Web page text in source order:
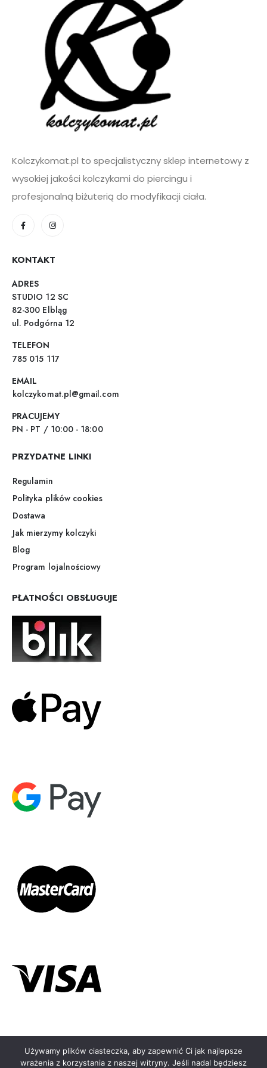
Kolczykomat.pl to specjalistyczny sklep internetowy z
wysokiej jakości kolczykami do piercingu i
profesjonalną biżuterią do modyfikacji ciała.
KONTAKT
ADRES
STUDIO 12 SC
82-300 Elbląg
ul. Podgórna 12
TELEFON
785 015 117
EMAIL
kolczykomat.pl@gmail.com
PRACUJEMY
PN - PT / 10:00 - 18:00
PRZYDATNE LINKI
Regulamin
Polityka plików cookies
Dostawa
Jak mierzymy kolczyki
Blog
Program lojalnościowy
PŁATNOŚCI OBSŁUGUJE
Używamy plików ciasteczka, aby zapewnić Ci jak najlepsze
wrażenia z korzystania z naszej witryny. Jeśli nadal będziesz